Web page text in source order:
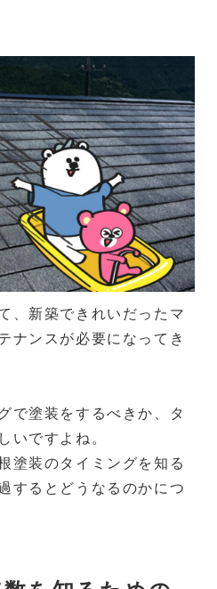
、新築できれいだったマ
ナンスが必要になってき
で塗装をするべきか、タ
いですよね。
塗装のタイミングを知る
するとどうなるのかにつ